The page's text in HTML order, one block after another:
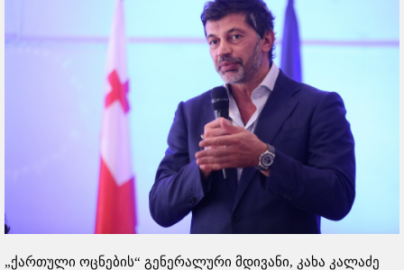
„ქართული ოცნების“ გენერალური მდივანი, კახა კალაძე